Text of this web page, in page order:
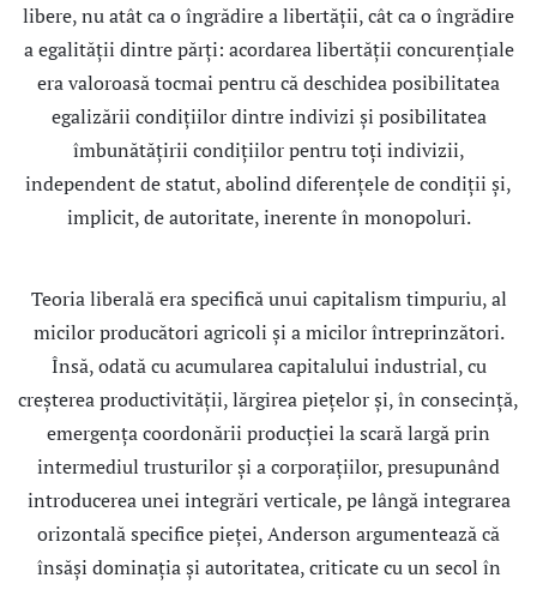
libere, nu atât ca o îngrădire a libertăţii, cât ca o îngrădire
a egalităţii dintre părţi: acordarea libertăţii concurenţiale
era valoroasă tocmai pentru că deschidea posibilitatea
egalizării condiţiilor dintre indivizi şi posibilitatea
îmbunătăţirii condiţiilor pentru toţi indivizii,
independent de statut, abolind diferenţele de condiţii şi,
implicit, de autoritate, inerente în monopoluri.
Teoria liberală era specifică unui capitalism timpuriu, al
micilor producători agricoli şi a micilor întreprinzători.
Însă, odată cu acumularea capitalului industrial, cu
creşterea productivităţii, lărgirea pieţelor şi, în consecinţă,
emergenţa coordonării producţiei la scară largă prin
intermediul trusturilor şi a corporaţiilor, presupunând
introducerea unei integrări verticale, pe lângă integrarea
orizontală specifice pieţei, Anderson argumentează că
însăşi dominaţia şi autoritatea, criticate cu un secol în